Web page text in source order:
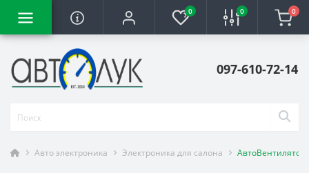
0 0 0
097-610-72-14
Авто электроника Электроника для салона АвтоВентилятор